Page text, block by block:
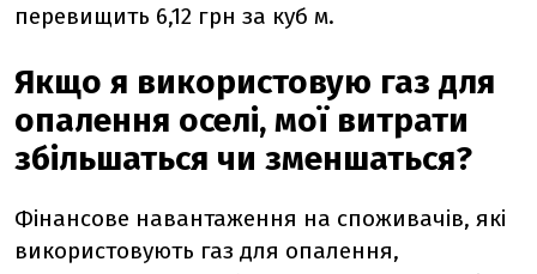
перевищить 6,12 грн за куб м.
Якщо я використовую газ для
опалення оселі, мої витрати
збільшаться чи зменшаться?
Фінансове навантаження на споживачів, які
використовують газ для опалення,